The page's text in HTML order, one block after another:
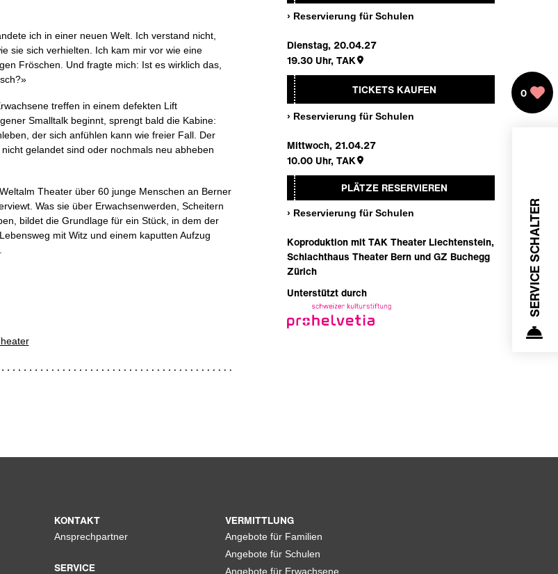
ich in einer neuen Welt. Ich verstand nicht,
sie sich verhielten. Ich kam mir vor wie eine
Fröschen. Und fragte mich: Ist es wirklich das,
treffen in einem defekten Lift
Smalltalk beginnt, sprengt bald die Kabine:
der sich anfühlen kann wie freier Fall. Der
gelandet sind oder nochmals neu abheben
Theater über 60 junge Menschen an Berner
Was sie über Erwachsenwerden, Scheitern
bildet die Grundlage für ein Stück, in dem der
mit Witz und einem kaputten Aufzug
› Reservierung für Schulen
Dienstag, 20.04.27
19.30 Uhr,TAK
TICKETS KAUFEN
› Reservierung für Schulen
Mittwoch, 21.04.27
10.00 Uhr,TAK
PLÄTZE RESERVIEREN
› Reservierung für Schulen
Koproduktion mit TAK Theater Liechtenstein,
Schlachthaus Theater Bern und GZ Buchegg
Zürich
Unterstützt durch
SERVICE SCHALTER
0
KONTAKT
Ansprechpartner
SERVICE
VERMITTLUNG
Angebote für Familien
Angebote für Schulen
Angebote für Erwachsene